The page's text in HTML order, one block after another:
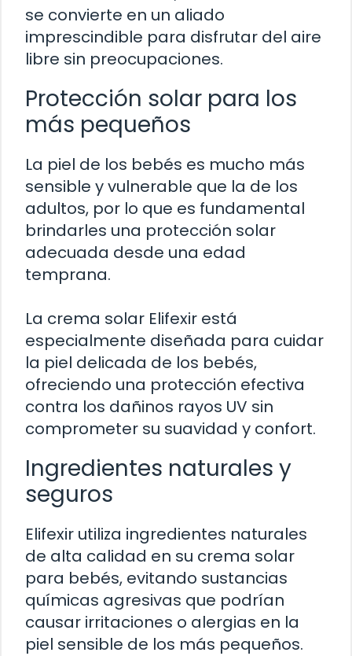
se convierte en un aliado
imprescindible para disfrutar del aire
libre sin preocupaciones.
Protección solar para los
más pequeños
La piel de los bebés es mucho más
sensible y vulnerable que la de los
adultos, por lo que es fundamental
brindarles una protección solar
adecuada desde una edad
temprana.
La crema solar Elifexir está
especialmente diseñada para cuidar
la piel delicada de los bebés,
ofreciendo una protección efectiva
contra los dañinos rayos UV sin
comprometer su suavidad y confort.
Ingredientes naturales y
seguros
Elifexir utiliza ingredientes naturales
de alta calidad en su crema solar
para bebés, evitando sustancias
químicas agresivas que podrían
causar irritaciones o alergias en la
piel sensible de los más pequeños.